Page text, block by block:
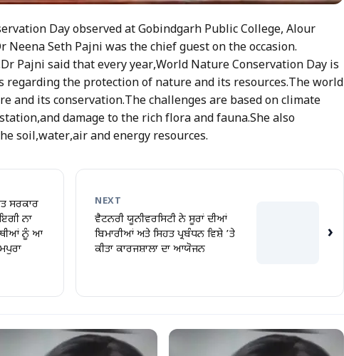
Day observed at Gobindgarh Public College, Alour
Neena Seth Pajni was the chief guest on the occasion.
Pajni said that every year,World Nature Conservation Day is
regarding the protection of nature and its resources.The world
and its conservation.The challenges are based on climate
damage to the rich flora and fauna.She also
soil,water,air and energy resources.
ਸਰਕਾਰ
ਨਾ
ਨੂੰ ਆ
NEXT
ਵੈਟਨਰੀ ਯੂਨੀਵਰਸਿਟੀ ਨੇ ਸੂਰਾਂ ਦੀਆਂ
ਬਿਮਾਰੀਆਂ ਅਤੇ ਸਿਹਤ ਪ੍ਰਬੰਧਨ ਵਿਸ਼ੇ ’ਤੇ
ਕੀਤਾ ਕਾਰਜਸ਼ਾਲਾ ਦਾ ਆਯੋਜਨ
›